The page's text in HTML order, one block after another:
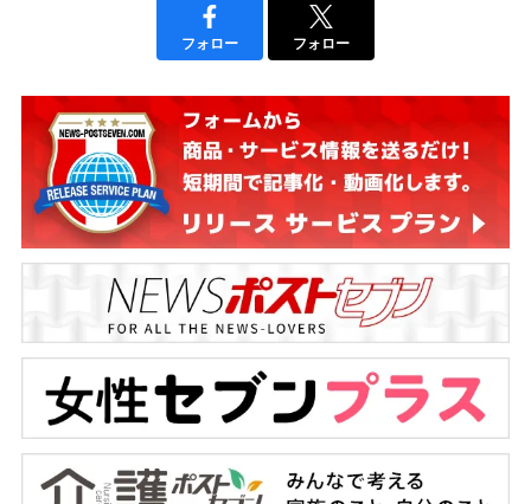
フォロー フォロー